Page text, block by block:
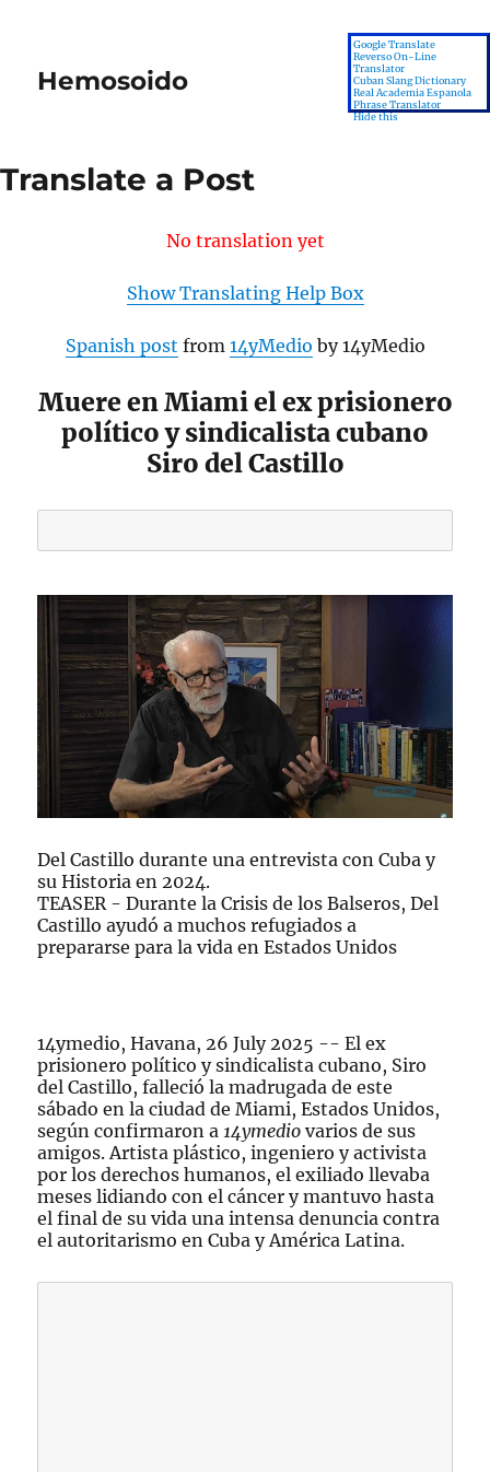
Hemosoido MENU
Translate a Post
No translation yet
Show Translating Help Box
Spanish post from 14yMedio by 14yMedio
Muere en Miami el ex prisionero
político y sindicalista cubano
Siro del Castillo
Del Castillo durante una entrevista con Cuba y
su Historia en 2024.
TEASER - Durante la Crisis de los Balseros, Del
Castillo ayudó a muchos refugiados a
prepararse para la vida en Estados Unidos
14ymedio, Havana, 26 July 2025 -- El ex
prisionero político y sindicalista cubano, Siro
del Castillo, falleció la madrugada de este
sábado en la ciudad de Miami, Estados Unidos,
según confirmaron a14ymedio varios de sus
amigos. Artista plástico, ingeniero y activista
por los derechos humanos, el exiliado llevaba
meses lidiando con el cáncer y mantuvo hasta
el final de su vida una intensa denuncia contra
el autoritarismo en Cuba y América Latina.
Google Translate
Reverso On-Line
Translator
Cuban Slang Dictionary
Real Academia Espanola
Phrase Translator
Hide this